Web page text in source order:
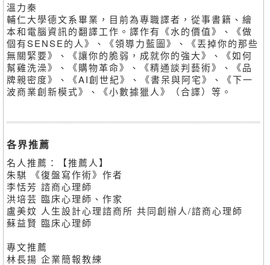
溫力秦
輔仁大學德文系畢業，目前為專職譯者，從事書籍、繪
本和電腦資訊的翻譯工作。譯作有《水的價值》、《做
個有SENSE的人》、《領導力藍圖》、《丟掉你的那些
無關緊要》、《讓你的脆弱，成就你的強大》、《如何
幫雞洗澡》、《購物革命》、《精通談判藝術》、《品
牌親密度》、《AI創世紀》、《書呆與阿宅》、《下一
波商業創新模式》、《小數據獵人》（合譯）等。
各界推薦
名人推薦：【推薦人】
朱騏 《復盤寫作術》作者
李恬芳 諮商心理師
洪培芸 臨床心理師、作家
盧美妏 人生設計心理諮商所 共同創辦人/諮商心理師
蘇益賢 臨床心理師
專文推薦
林長揚 企業簡報教練